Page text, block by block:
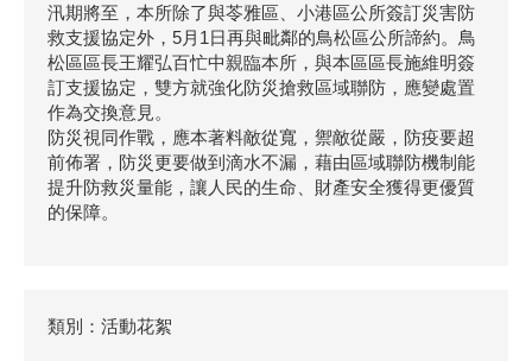
汛期將至，本所除了與苓雅區、小港區公所簽訂災害防
救支援協定外，5月1日再與毗鄰的鳥松區公所諦約。鳥
松區區長王耀弘百忙中親臨本所，與本區區長施維明簽
訂支援協定，雙方就強化防災搶救區域聯防，應變處置
作為交換意見。
防災視同作戰，應本著料敵從寬，禦敵從嚴，防疫要超
前佈署，防災更要做到滴水不漏，藉由區域聯防機制能
提升防救災量能，讓人民的生命、財產安全獲得更優質
的保障。
類別：活動花絮